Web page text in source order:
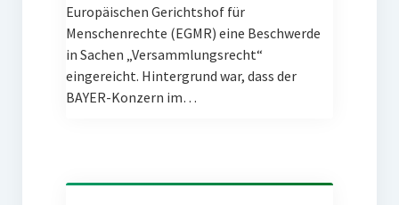
Europäischen Gerichtshof für
Menschenrechte (EGMR) eine Beschwerde
in Sachen „Versammlungsrecht“
eingereicht. Hintergrund war, dass der
BAYER-Konzern im…